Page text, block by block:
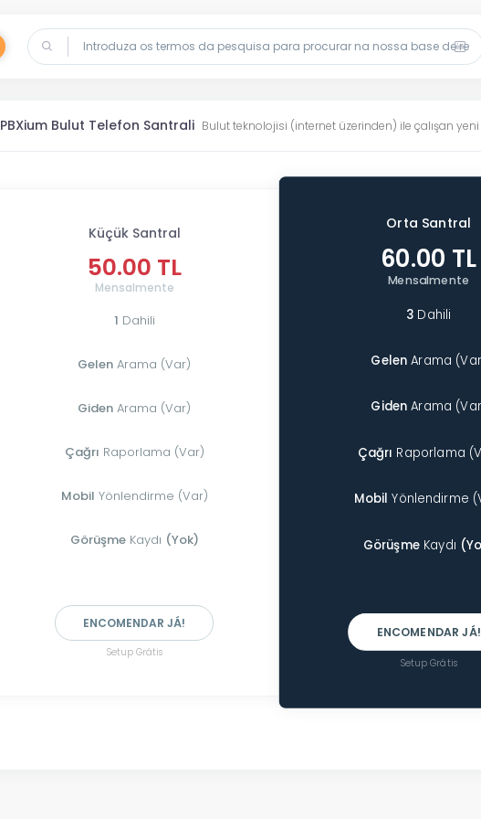
PBXium Bulut Telefon Santrali Bulut teknolojisi (internet üzerinden) ile çalışan
Küçük Santral
50.00 TL
Mensalmente
1 Dahili
Gelen Arama (Var)
Giden Arama (Var)
Çağrı Raporlama (Var)
Mobil Yönlendirme (Var)
GörüşmeKaydı (Yok)
ENCOMENDAR JÁ!
Setup Grátis
Orta Santral
60.00 TL
Mensalmente
3 Dahili
Gelen Arama
Giden Arama
Çağrı Raporlama
Mobil Yönlendirme
Görüşme Kaydı
ENCOMENDAR JÁ!
Setup Grátis